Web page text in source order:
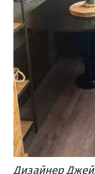
Дизайнер